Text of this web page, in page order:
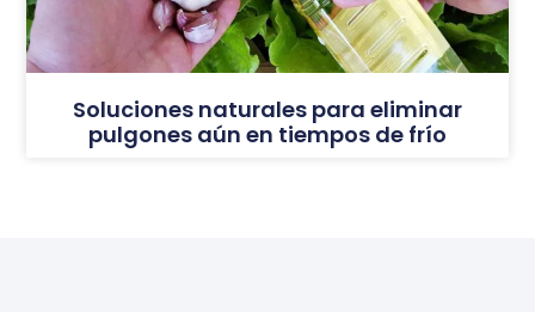
Soluciones naturales para eliminar
pulgones aún en tiempos de frío